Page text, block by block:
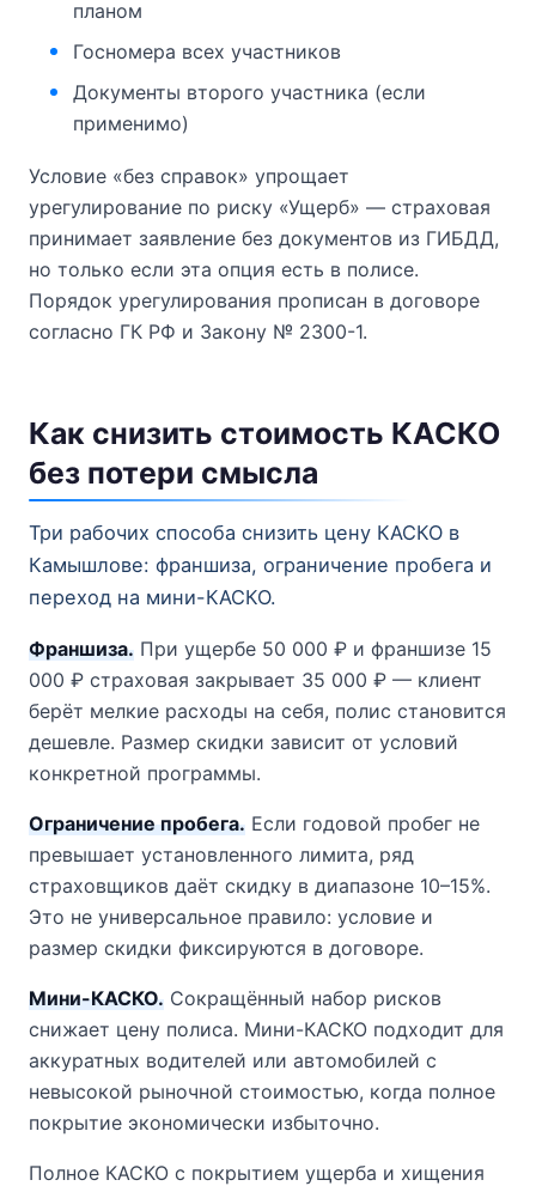
планом
Госномера всех участников
Документы второго участника (если
применимо)
Условие «без справок» упрощает
урегулирование по риску «Ущерб» — страховая
принимает заявление без документов из ГИБДД,
но только если эта опция есть в полисе.
Порядок урегулирования прописан в договоре
согласно ГК РФ и Закону № 2300-1.
Как снизить стоимость КАСКО
без потери смысла
Три рабочих способа снизить цену КАСКО в
Камышлове: франшиза, ограничение пробега и
переход на мини-КАСКО.
Франшиза. При ущербе 50 000 ₽ и франшизе 15
000 ₽ страховая закрывает 35 000 ₽ — клиент
берёт мелкие расходы на себя, полис становится
дешевле. Размер скидки зависит от условий
конкретной программы.
Ограничение пробега. Если годовой пробег не
превышает установленного лимита, ряд
страховщиков даёт скидку в диапазоне 10–15%.
Это не универсальное правило: условие и
размер скидки фиксируются в договоре.
Мини-КАСКО. Сокращённый набор рисков
снижает цену полиса. Мини-КАСКО подходит для
аккуратных водителей или автомобилей с
невысокой рыночной стоимостью, когда полное
покрытие экономически избыточно.
Полное КАСКО с покрытием ущерба и хищения